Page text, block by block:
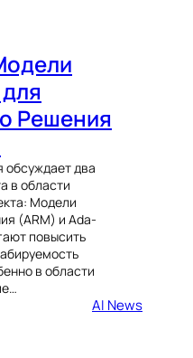
Решения
обсуждает два
в области
Модели
(ARM) и Ada-
повысить
в области
AI News